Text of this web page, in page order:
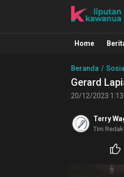
Liputan
Berita
Home
Beranda
Gerard
20/12/2023 1:13
Terry
Tim